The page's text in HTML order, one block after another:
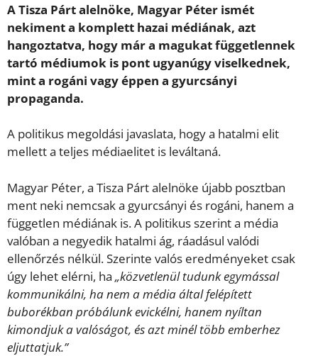
A Tisza Párt alelnöke, Magyar Péter ismét
nekiment a komplett hazai médiának, azt
hangoztatva, hogy már a magukat függetlennek
tartó médiumok is pont ugyanúgy viselkednek,
mint a rogáni vagy éppen a gyurcsányi
propaganda.
A politikus megoldási javaslata, hogy a hatalmi elit
mellett a teljes médiaelitet is leváltaná.
Magyar Péter, a Tisza Párt alelnöke újabb posztban
ment neki nemcsak a gyurcsányi és rogáni, hanem a
független médiának is. A politikus szerint a média
valóban a negyedik hatalmi ág, ráadásul valódi
ellenőrzés nélkül. Szerinte valós eredményeket csak
úgy lehet elérni, ha „közvetlenül tudunk egymással
kommunikálni, ha nem a média által felépített
buborékban próbálunk evickélni, hanem nyíltan
kimondjuk a valóságot, és azt minél több emberhez
eljuttatjuk.”